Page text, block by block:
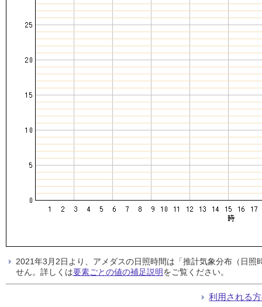
2021年3月2日より、アメダスの日照時間は「推計気象分布（日
せん。詳しくは要素ごとの値の補足説明をご覧ください。
利用される